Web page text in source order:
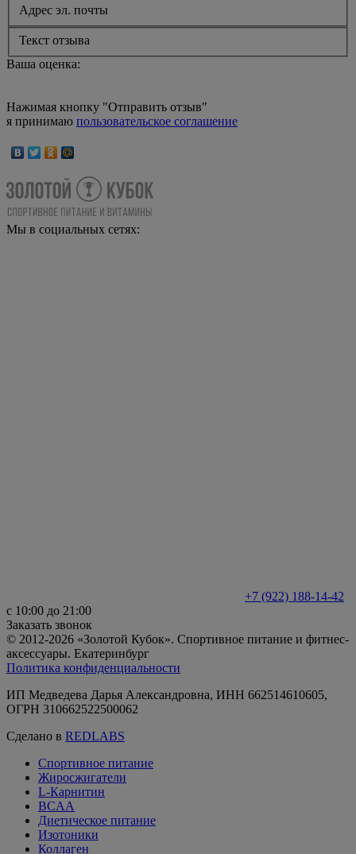
Адрес эл. почты
Текст отзыва
Ваша оценка:
Нажимая кнопку "Отправить отзыв"
я принимаю пользовательское соглашение
Мы в социальных сетях:
+7 (922) 188-14-42
с 10:00 до 21:00
Заказать звонок
© 2012-2026 «Золотой Кубок». Спортивное питание и фитнес-
аксессуары. Екатеринбург
Политика конфиденциальности
ИП Медведева Дарья Александровна, ИНН 662514610605,
ОГРН 310662522500062
Сделано в REDLABS
Спортивное питание
Жиросжигатели
L-Карнитин
BCAA
Диетическое питание
Изотоники
Коллаген